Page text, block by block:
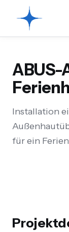
ABUS-
Installation
für ein